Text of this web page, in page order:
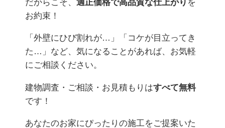
だからこそ、適正価格で高品質な仕上がり を
お約束！
「外壁にひび割れが…」「コケが目立ってき
た…」など、気になることがあれば、お気軽
にご相談ください。
建物調査・ご相談・お見積もりはすべて無料
です！
あなたのお家にぴったりの施工をご提案いた